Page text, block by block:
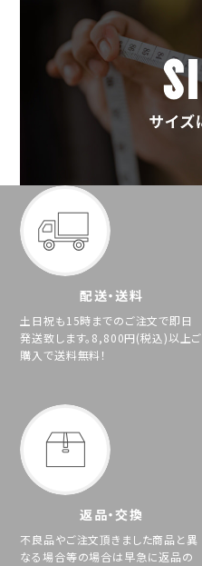
配送・送料
土日祝も15時までのご注文で即日
発送致します。8,800円(税込)以上ご
購入で送料無料！
返品・交換
不良品やご注文頂きました商品と異
なる場合等の場合は早急に返品の